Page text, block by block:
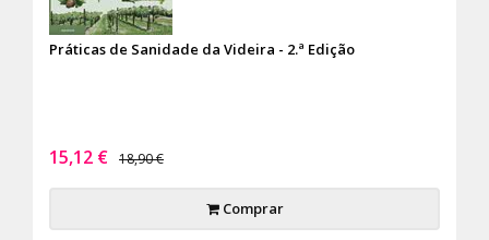
Práticas de Sanidade da Videira - 2.ª Edição
15,12 € 18,90 €
Comprar